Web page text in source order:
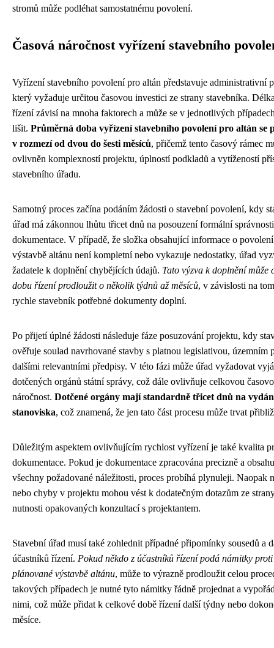
stromů může podléhat samostatnému povolení.
Časová náročnost vyřízení stavebního
Vyřízení stavebního povolení pro altán představuje administrativní
který vyžaduje určitou časovou investici ze strany stavebníka.
řízení závisí na mnoha faktorech a může se v jednotlivých
lišit. Průměrná doba vyřízení stavebního povolení pro altán se
v rozmezí od dvou do šesti měsíců, přičemž tento časový rámec
ovlivněn komplexností projektu, úplností podkladů a vytížeností
stavebního úřadu.
Samotný proces začína podáním žádosti o stavební povolení, kdy
úřad má zákonnou lhůtu třicet dnů na posouzení formální správnosti
dokumentace. V případě, že složka obsahující informace o
výstavbě altánu není kompletní nebo vykazuje nedostatky, úřad
žadatele k doplnění chybějících údajů. Tato výzva k doplnění může
dobu řízení prodloužit o několik týdnů až měsíců, v závislosti na
rychle stavebník potřebné dokumenty doplní.
Po přijetí úplné žádosti následuje fáze posuzování projektu, kdy
ověřuje soulad navrhované stavby s platnou legislativou, územním
dalšími relevantními předpisy. V této fázi může úřad vyžadovat
dotčených orgánů státní správy, což dále ovlivňuje celkovou
náročnost. Dotčené orgány mají standardně třicet dnů na
stanoviska, což znamená, že jen tato část procesu může trvat
Důležitým aspektem ovlivňujícím rychlost vyřízení je také kvalita
dokumentace. Pokud je dokumentace zpracována precizně a
všechny požadované náležitosti, proces probíhá plynuleji. Naopak
nebo chyby v projektu mohou vést k dodatečným dotazům ze
nutnosti opakovaných konzultací s projektantem.
Stavební úřad musí také zohlednit případné připomínky sousedů a
účastníků řízení. Pokud někdo z účastníků řízení podá námitky proti
plánované výstavbě altánu, může to výrazně prodloužit celou
takových případech je nutné tyto námitky řádně projednat a
nimi, což může přidat k celkové době řízení další týdny nebo
měsíce.